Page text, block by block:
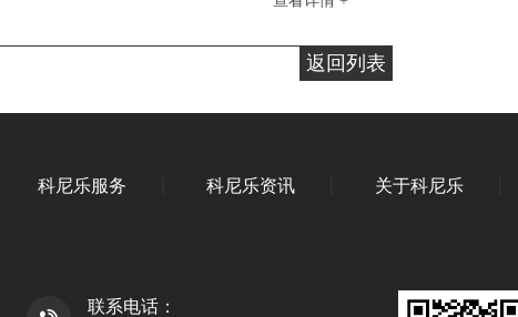
返回列表
科尼乐服务 科尼乐资讯 关于科尼乐
联系电话：